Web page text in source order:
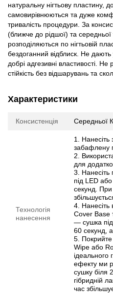
натуральну нігтьову пластину,
самовирівнюються та дуже
тривалість процедури. За
(ближче до рідшої) та середньої
розподіляються по нігтьовій
бездоганний відблиск. Не
добрі адгезивні властивості.
стійкість без відшарувань та
Характеристики
Консистенція Середньої
Технологія
нанесення
1.
забафлену
2.
для
3. Нанесіть
під LED
секунд. При
4.
Cover Base
— сушка
60 секунд,
5. Покрийте
Wipe або
ідеального
ефекту ми
сушку біля
гібридній
час